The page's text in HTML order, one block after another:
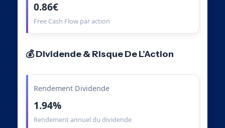
0.86€
Free Cash Flow par action
💰 Dividende & Risque De L’Action
Rendement Dividende
1.94%
Rendement annuel du dividende